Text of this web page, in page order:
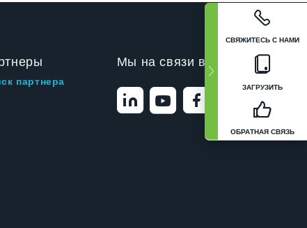
СВЯЖИТЕСЬ С НАМИ
ЗАГРУЗИТЬ
ОБРАТНАЯ СВЯЗЬ
партнера
Мы на связи в